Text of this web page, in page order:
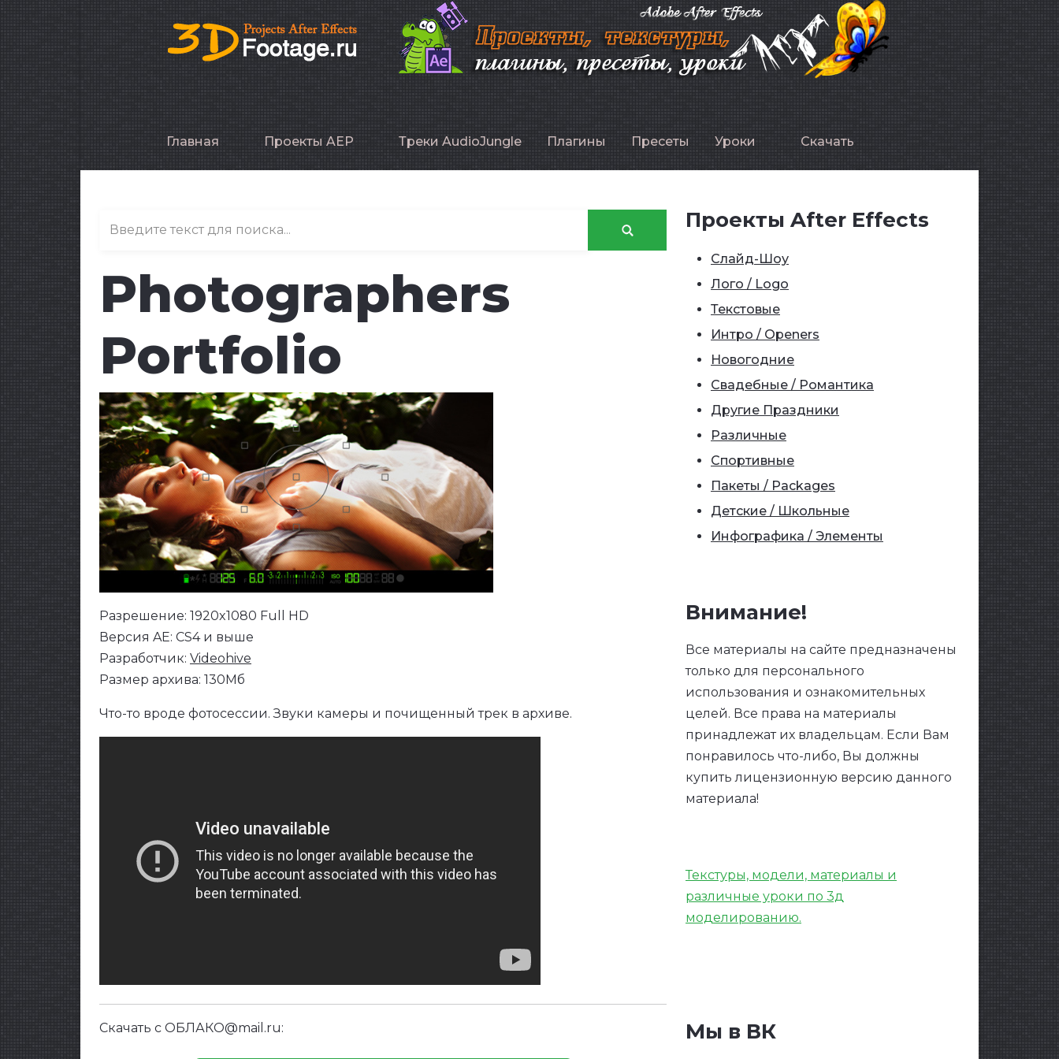
Главная Проекты AEP Треки AudioJungle Плагины Пресеты Уроки Скачать
Photographers
Portfolio
Разрешение: 1920x1080 Full HD
Версия AE: CS4 и выше
Разработчик: Videohive
Размер архива: 130Мб
Что-то вроде фотосессии. Звуки камеры и почищенный трек в архиве.
Скачать с ОБЛАКО@mail.ru:
Проекты After Effects
Слайд-Шоу
Лого / Logo
Текстовые
Интро / Openers
Новогодние
Свадебные / Романтика
Другие Праздники
Различные
Спортивные
Пакеты / Packages
Детские / Школьные
Инфографика / Элементы
Внимание!
Все материалы на сайте предназначены
только для персонального
использования и ознакомительных
целей. Все права на материалы
принадлежат их владельцам. Если Вам
понравилось что-либо, Вы должны
купить лицензионную версию данного
материала!
Текстуры, модели, материалы и
различные уроки по 3д
моделированию.
Мы в ВК